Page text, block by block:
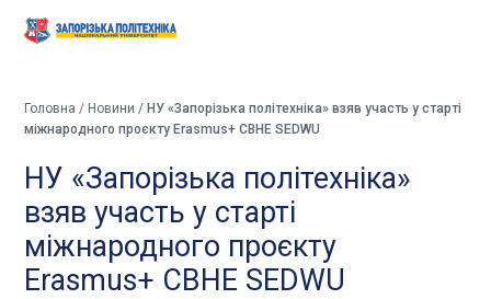
Головна / Новини / НУ «Запорізька політехніка» взяв участь у старті
міжнародного проєкту Erasmus+ CBHE SEDWU
НУ «Запорізька політехніка»
взяв участь у старті
міжнародного проєкту
Erasmus+ CBHE SEDWU